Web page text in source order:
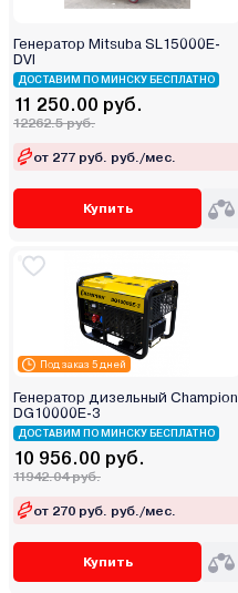
Генератор Mitsuba SL15000E-
DVI
ДОСТАВИМ ПО МИНСКУ БЕСПЛАТНО
11 250.00 руб.
12262.5 руб.
от 277 руб. руб./мес.
Купить
Под заказ 5 дней
Генератор дизельный Champion
DG10000E-3
ДОСТАВИМ ПО МИНСКУ БЕСПЛАТНО
10 956.00 руб.
11942.04 руб.
от 270 руб. руб./мес.
Купить